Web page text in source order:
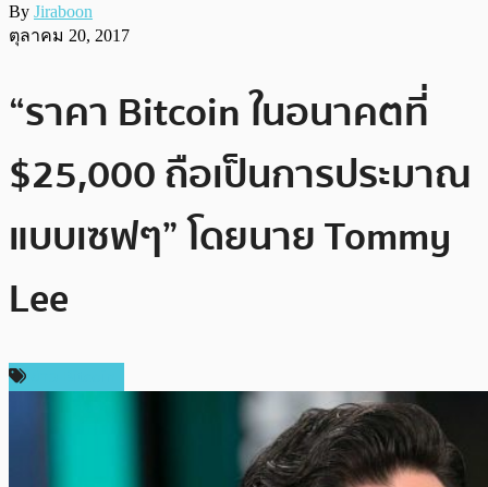
By Jiraboon
ตุลาคม 20, 2017
“ราคา Bitcoin ในอนาคตที่
$25,000 ถือเป็นการประมาณ
แบบเซฟๆ” โดยนาย Tommy
Lee